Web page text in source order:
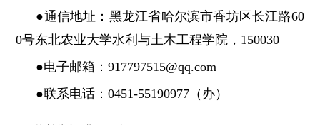
●通信地址：黑龙江省哈尔滨市香坊区长江路60
0号东北农业大学水利与土木工程学院，150030
●电子邮箱：917797515@qq.com
●联系电话：0451-55190977（办）